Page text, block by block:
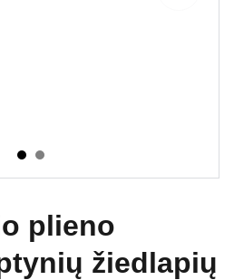
plieno
žiedlapių